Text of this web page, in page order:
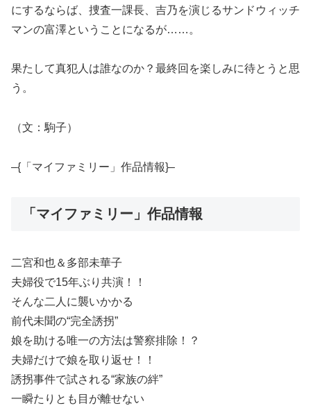
にするならば、捜査一課長、吉乃を演じるサンドウィッチ
マンの富澤ということになるが……。
果たして真犯人は誰なのか？最終回を楽しみに待とうと思
う。
（文：駒子）
–{「マイファミリー」作品情報}–
「マイファミリー」作品情報
二宮和也＆多部未華子
夫婦役で15年ぶり共演！！
そんな二人に襲いかかる
前代未聞の“完全誘拐”
娘を助ける唯一の方法は警察排除！？
夫婦だけで娘を取り返せ！！
誘拐事件で試される“家族の絆”
一瞬たりとも目が離せない